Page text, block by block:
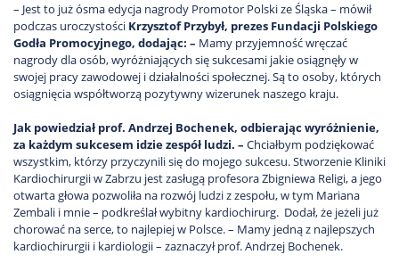
– Jest to już ósma edycja nagrody Promotor Polski ze Śląska – mówił
podczas uroczystości Krzysztof Przybył, prezes Fundacji Polskiego
Godła Promocyjnego, dodając: – Mamy przyjemność wręczać
nagrody dla osób, wyróżniających się sukcesami jakie osiągnęły w
swojej pracy zawodowej i działalności społecznej. Są to osoby, których
osiągnięcia współtworzą pozytywny wizerunek naszego kraju.
Jak powiedział prof. Andrzej Bochenek, odbierając wyróżnienie,
za każdym sukcesem idzie zespół ludzi. – Chciałbym podziękować
wszystkim, którzy przyczynili się do mojego sukcesu. Stworzenie Kliniki
Kardiochirurgii w Zabrzu jest zasługą profesora Zbigniewa Religi, a jego
otwarta głowa pozwoliła na rozwój ludzi z zespołu, w tym Mariana
Zembali i mnie – podkreślał wybitny kardiochirurg. Dodał, że jeżeli już
chorować na serce, to najlepiej w Polsce. – Mamy jedną z najlepszych
kardiochirurgii i kardiologii – zaznaczył prof. Andrzej Bochenek.